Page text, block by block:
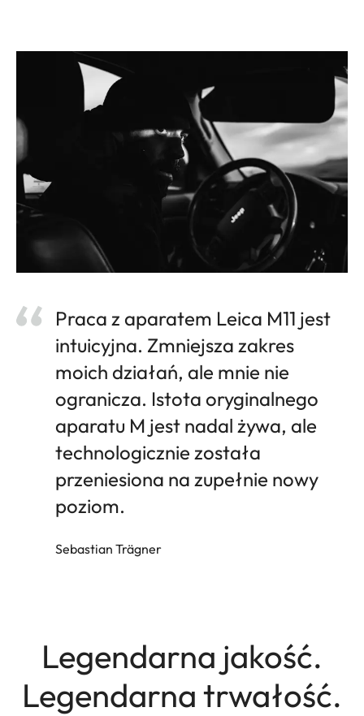
Praca z aparatem Leica M11 jest
intuicyjna. Zmniejsza zakres
moich działań, ale mnie nie
ogranicza. Istota oryginalnego
aparatu M jest nadal żywa, ale
technologicznie została
przeniesiona na zupełnie nowy
poziom.
Sebastian Trägner
Legendarna jakość.
Legendarna trwałość.